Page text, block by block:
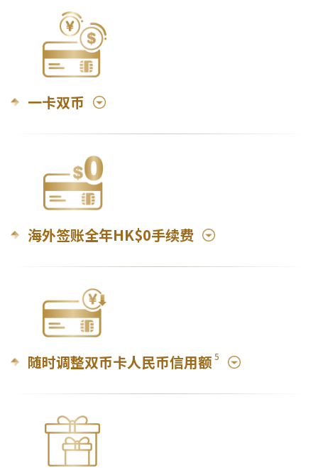
一卡双币
海外签账全年HK$0手续费
随时调整双币卡人民币信用额 5